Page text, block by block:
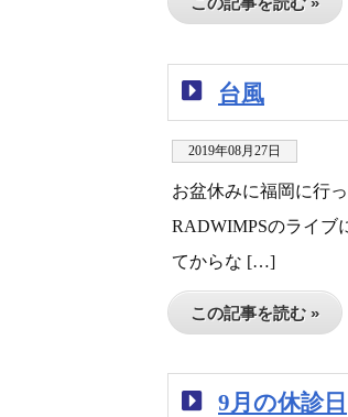
台風
2019年08月27日
お盆休みに福岡に行
RADWIMPSのライブ
てからな […]
この記事を読む »
9月の休診日